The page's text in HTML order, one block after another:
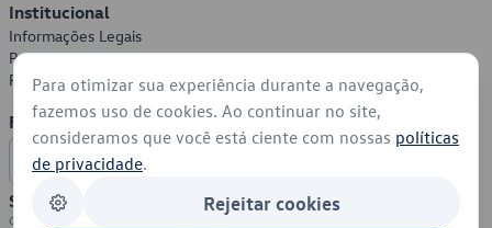
Institucional
Informações Legais
Política de Privacidade
Política de Cookies
Formas de Pagamento
Segurança
Para otimizar sua experiência durante a navegação,
fazemos uso de cookies. Ao continuar no site,
consideramos que você está ciente com nossas políticas
de privacidade.
Rejeitar cookies